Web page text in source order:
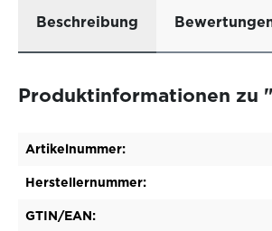
Beschreibung
Produktinformationen zu
Artikelnummer:
Herstellernummer:
GTIN/EAN: